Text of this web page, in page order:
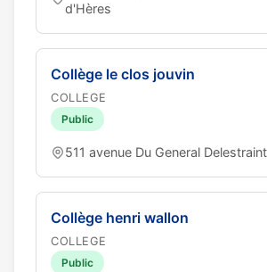
d'Hères
Collège le clos jouvin
COLLEGE
Public
511 avenue Du General
Collège henri wallon
COLLEGE
Public